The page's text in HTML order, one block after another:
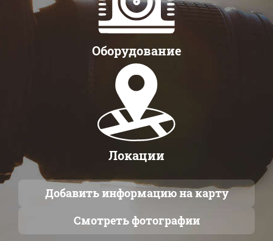
Оборудование
Локации
Добавить информацию на карту
Смотреть фотографии